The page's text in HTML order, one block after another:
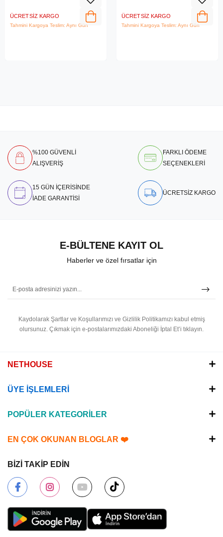
ÜCRETSIZ KARGO
Tahmini Kargoya Teslim: Aynı Gün
ÜCRETSIZ KARGO
Tahmini Kargoya Teslim: Aynı Gün
%100 GÜVENLİ
ALIŞVERİŞ
FARKLI ÖDEME
SEÇENEKLERİ
15 GÜN İÇERİSİNDE
İADE GARANTİSİ
ÜCRETSİZ KARGO
E-BÜLTENE KAYIT OL
Haberler ve özel fırsatlar için
Kaydolarak Şartlar ve Koşullarımızı ve Gizlilik Politikamızı kabul etmiş
olursunuz. Çıkmak için e-postalarımızdaki Aboneliği İptal Et’i tıklayın.
NETHOUSE
ÜYE İŞLEMLERİ
POPÜLER KATEGORİLER
EN ÇOK OKUNAN BLOGLAR ❤️
BİZİ TAKİP EDİN